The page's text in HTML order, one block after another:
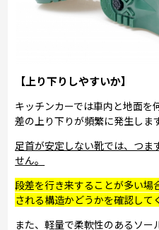
【上り下りしやすいか】
キッチンカーでは車内と地面を
差の上り下りが頻繁に発生します
足首が安定しない靴では、つま
せん。
段差を行き来することが多い場
される構造かどうかを確認して
また、軽量で柔軟性のあるソー